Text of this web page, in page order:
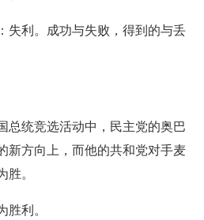
利。成功与失败，得到的与丢
统竞选活动中，民主党的奥巴
新方向上，而他的共和党对手麦
胜。
利。